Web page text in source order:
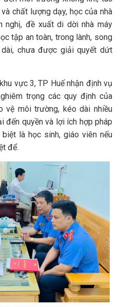
chất lượng dạy, học của nhà
nghị, đề xuất di dời nhà máy
tập an toàn, trong lành, song
chưa được giải quyết dứt
vực 3, TP Huế nhận định vụ
trọng các quy định của
môi trường, kéo dài nhiều
đến quyền và lợi ích hợp pháp
là học sinh, giáo viên nếu
để.